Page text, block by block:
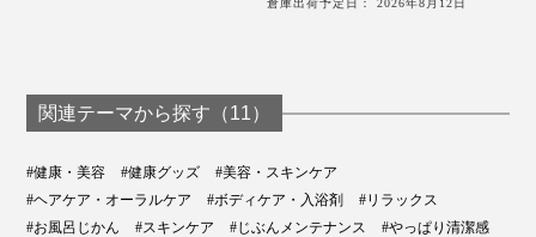
倉庫出荷予定日： 2026年8月12日
関連テーマから探す（11）
#健康・美容 #健康グッズ
#美容・スキンケア
#ヘアケア・オーラルケア
#ボディケア・入浴剤
#リラックス
#お風呂じかん
#スキンケア #じぶんメンテナンス
#やっぱり清潔感